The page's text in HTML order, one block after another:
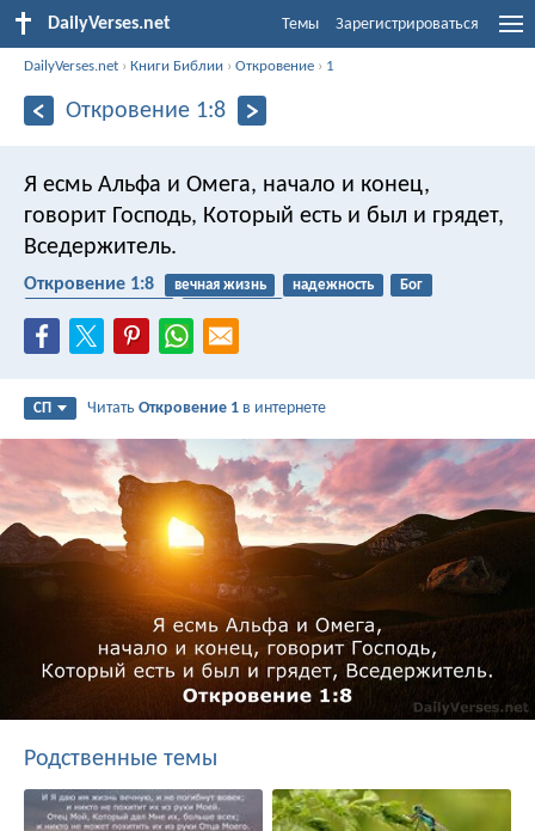
DailyVerses.net Темы Зарегистрироваться
DailyVerses.net ›Книги Библии ›Откровение › 1
Откровение 1:8
Я есмь Альфа и Омега, начало и конец,
говорит Господь, Который есть и был и грядет,
Вседержитель.
Откровение 1:8 вечная жизнь надежность
Бог
СП ЧитатьОткровение 1 в интернете
Родственные темы